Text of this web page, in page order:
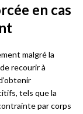
en cas
malgré la
recourir à
tels que la
par corps